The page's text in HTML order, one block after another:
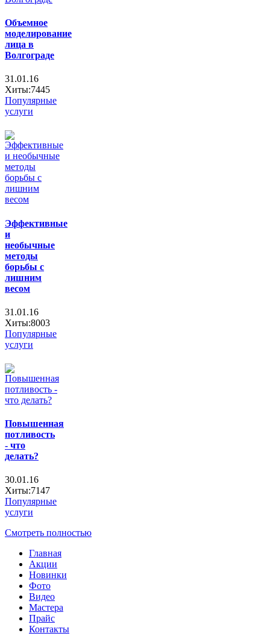
Объемное
моделирование
лица в
Волгограде
31.01.16
Хиты:7445
Популярные
услуги
Эффективные
и
необычные
методы
борьбы с
лишним
весом
31.01.16
Хиты:8003
Популярные
услуги
Повышенная
потливость
- что
делать?
30.01.16
Хиты:7147
Популярные
услуги
Смотреть полностью
Главная
Акции
Новинки
Фото
Видео
Мастера
Прайс
Контакты